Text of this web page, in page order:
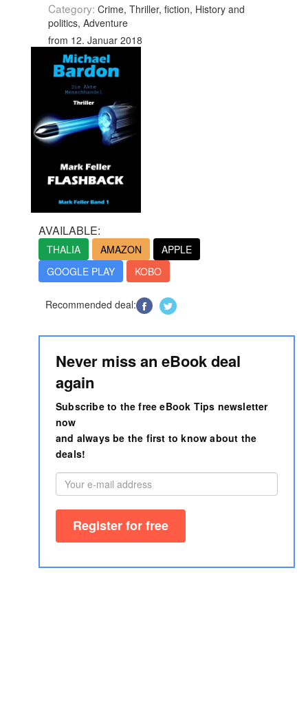
Category: Crime, Thriller, fiction, History and
politics, Adventure
from 12. Januar 2018
AVAILABLE:
THALIA AMAZON
APPLE
GOOGLE PLAY
KOBO
Recommended deal:
Never miss an eBook deal
again
Subscribe to the free eBook Tips newsletter
now
and always be the first to know about the
deals!